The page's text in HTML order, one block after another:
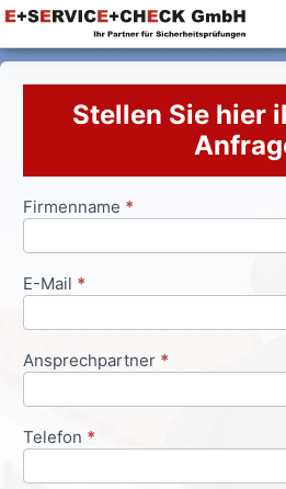
Stellen Sie hier
Anfrageformular
Firmenname *
E-Mail *
Ansprechpartner *
Telefon *